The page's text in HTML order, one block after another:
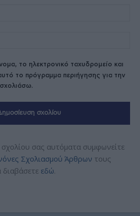
το ηλεκτρονικό ταχυδρομείο και
το πρόγραμμα περιήγησης για την
σας αυτόματα συμφωνείτε
Σχολιασμού Άρθρων τους
εδώ.